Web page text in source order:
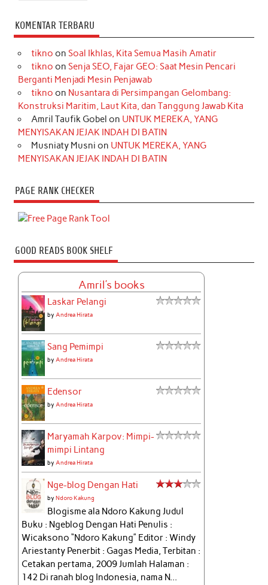
KOMENTAR TERBARU
tikno on Soal Ikhlas, Kita Semua Masih Amatir
tikno on Senja SEO, Fajar GEO: Saat Mesin Pencari
Berganti Menjadi Mesin Penjawab
tikno on Nusantara di Persimpangan Gelombang:
Konstruksi Maritim, Laut Kita, dan Tanggung Jawab Kita
Amril Taufik Gobel on UNTUK MEREKA, YANG
MENYISAKAN JEJAK INDAH DI BATIN
Musniaty Musni on UNTUK MEREKA, YANG
MENYISAKAN JEJAK INDAH DI BATIN
PAGE RANK CHECKER
GOOD READS BOOK SHELF
Amril's books
Laskar Pelangi
byAndrea Hirata
Sang Pemimpi
byAndrea Hirata
Edensor
byAndrea Hirata
Maryamah Karpov: Mimpi-
mimpi Lintang
byAndrea Hirata
Nge-blog Dengan Hati
byNdoro Kakung
Blogisme ala Ndoro Kakung Judul
Buku : Ngeblog Dengan Hati Penulis :
Wicaksono “Ndoro Kakung” Editor : Windy
Ariestanty Penerbit : Gagas Media, Terbitan :
Cetakan pertama, 2009 Jumlah Halaman :
142 Di ranah blog Indonesia, nama N...